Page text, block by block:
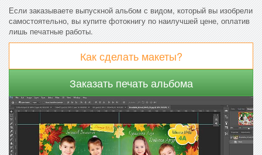
Если заказываете выпускной альбом с видом, который вы изобрели
самостоятельно, вы купите фотокнигу по наилучшей цене, оплатив
лишь печатные работы.
Как сделать макеты?
Заказать печать альбома